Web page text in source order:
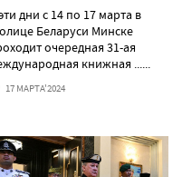
дни с 14 по 17 марта в
Беларуси Минске
очередная 31-ая
книжная ......
17 МАРТА'2024